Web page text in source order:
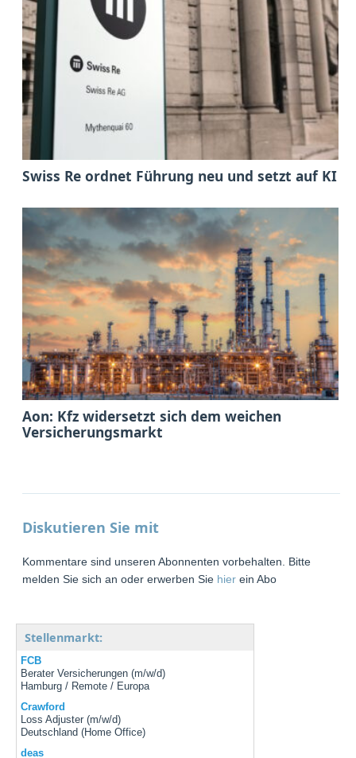
Swiss Re ordnet Führung neu und setzt auf KI
Aon: Kfz widersetzt sich dem weichen
Versicherungsmarkt
Diskutieren Sie mit
Kommentare sind unseren Abonnenten vorbehalten. Bitte
melden Sie sich an oder erwerben Sie hier ein Abo
Stellenmarkt:
FCB
Berater Versicherungen (m/w/d)
Hamburg / Remote / Europa
Crawford
Loss Adjuster (m/w/d)
Deutschland (Home Office)
deas